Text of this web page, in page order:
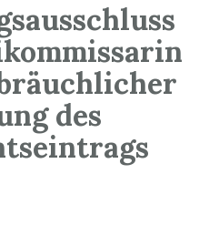
des